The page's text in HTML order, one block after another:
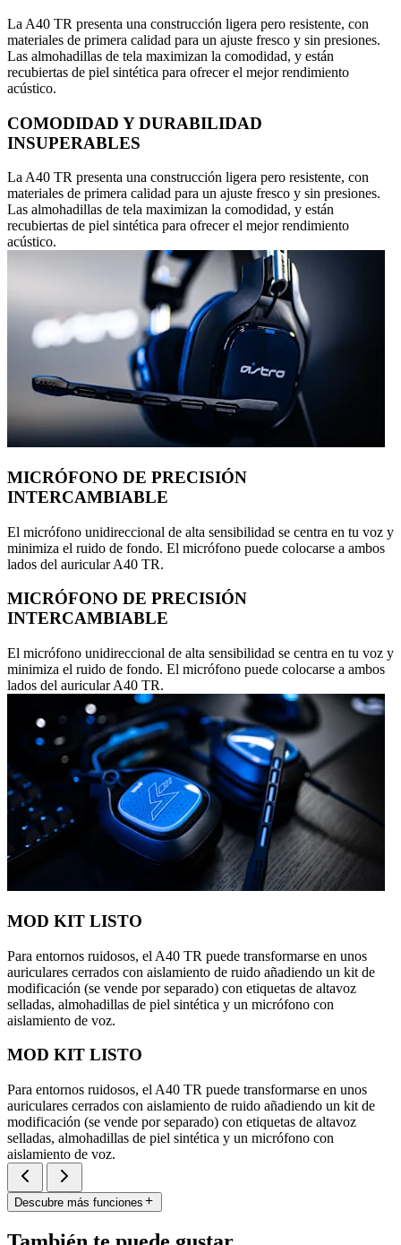
La A40 TR presenta una construcción ligera pero resistente, con
materiales de primera calidad para un ajuste fresco y sin presiones.
Las almohadillas de tela maximizan la comodidad, y están
recubiertas de piel sintética para ofrecer el mejor rendimiento
acústico.
COMODIDAD Y DURABILIDAD
INSUPERABLES
La A40 TR presenta una construcción ligera pero resistente, con
materiales de primera calidad para un ajuste fresco y sin presiones.
Las almohadillas de tela maximizan la comodidad, y están
recubiertas de piel sintética para ofrecer el mejor rendimiento
acústico.
MICRÓFONO DE PRECISIÓN
INTERCAMBIABLE
El micrófono unidireccional de alta sensibilidad se centra en tu voz y
minimiza el ruido de fondo. El micrófono puede colocarse a ambos
lados del auricular A40 TR.
MICRÓFONO DE PRECISIÓN
INTERCAMBIABLE
El micrófono unidireccional de alta sensibilidad se centra en tu voz y
minimiza el ruido de fondo. El micrófono puede colocarse a ambos
lados del auricular A40 TR.
MOD KIT LISTO
Para entornos ruidosos, el A40 TR puede transformarse en unos
auriculares cerrados con aislamiento de ruido añadiendo un kit de
modificación (se vende por separado) con etiquetas de altavoz
selladas, almohadillas de piel sintética y un micrófono con
aislamiento de voz.
MOD KIT LISTO
Para entornos ruidosos, el A40 TR puede transformarse en unos
auriculares cerrados con aislamiento de ruido añadiendo un kit de
modificación (se vende por separado) con etiquetas de altavoz
selladas, almohadillas de piel sintética y un micrófono con
aislamiento de voz.
Descubre más funciones